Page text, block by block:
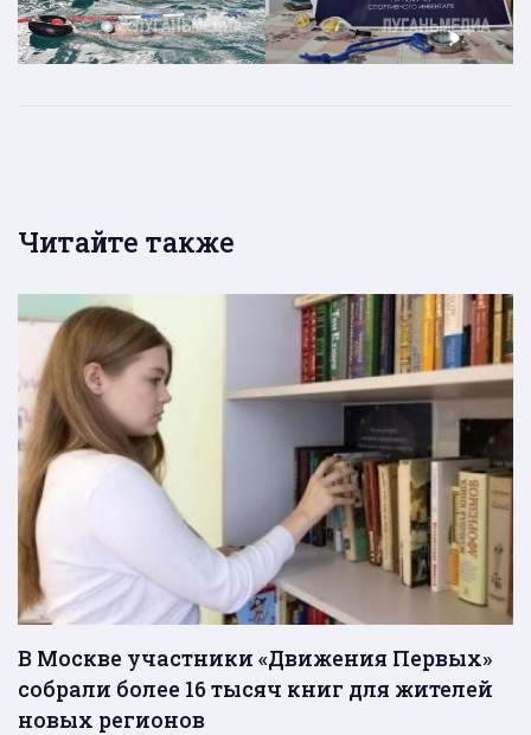
Читайте также
В Москве участники «Движения Первых»
собрали более 16 тысяч книг для жителей
новых регионов